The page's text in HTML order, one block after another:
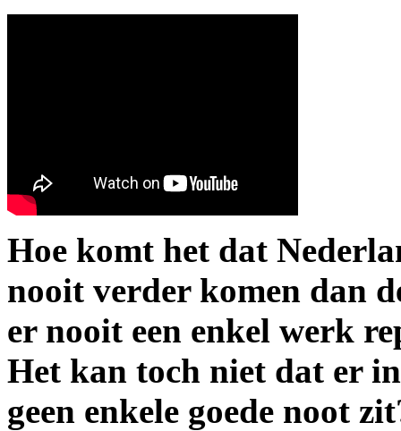
Hoe komt het dat
nooit verder komen dan
er nooit een enkel werk
Het kan toch niet dat er in
geen enkele goede noot